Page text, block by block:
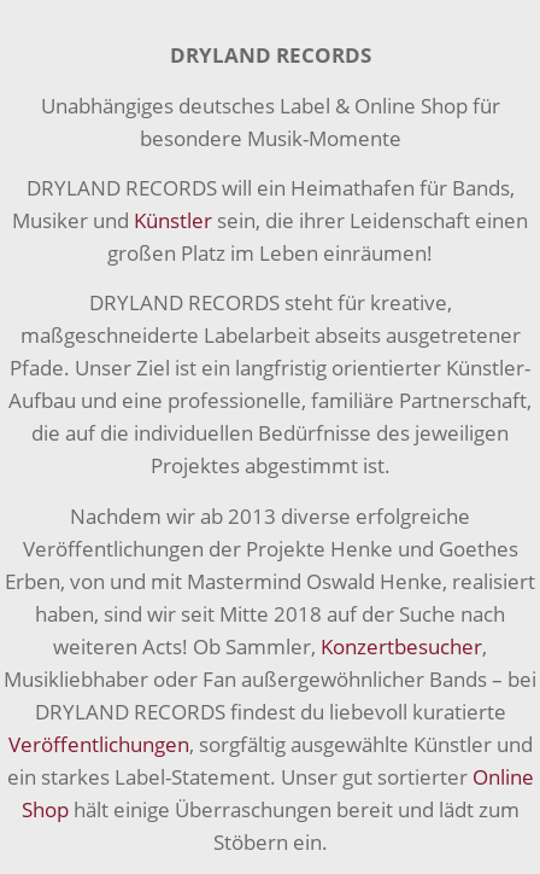
DRYLAND RECORDS
Unabhängiges deutsches Label & Online Shop für
besondere Musik-Momente
DRYLAND RECORDS will ein Heimathafen für Bands,
Musiker und Künstler sein, die ihrer Leidenschaft einen
großen Platz im Leben einräumen!
DRYLAND RECORDS steht für kreative,
maßgeschneiderte Labelarbeit abseits ausgetretener
Pfade. Unser Ziel ist ein langfristig orientierter Künstler-
Aufbau und eine professionelle, familiäre Partnerschaft,
die auf die individuellen Bedürfnisse des jeweiligen
Projektes abgestimmt ist.
Nachdem wir ab 2013 diverse erfolgreiche
Veröffentlichungen der Projekte Henke und Goethes
Erben, von und mit Mastermind Oswald Henke, realisiert
haben, sind wir seit Mitte 2018 auf der Suche nach
weiteren Acts! Ob Sammler, Konzertbesucher,
Musikliebhaber oder Fan außergewöhnlicher Bands – bei
DRYLAND RECORDS findest du liebevoll kuratierte
Veröffentlichungen, sorgfältig ausgewählte Künstler und
ein starkes Label-Statement. Unser gut sortierter Online
Shophält einige Überraschungen bereit und lädt zum
Stöbern ein.